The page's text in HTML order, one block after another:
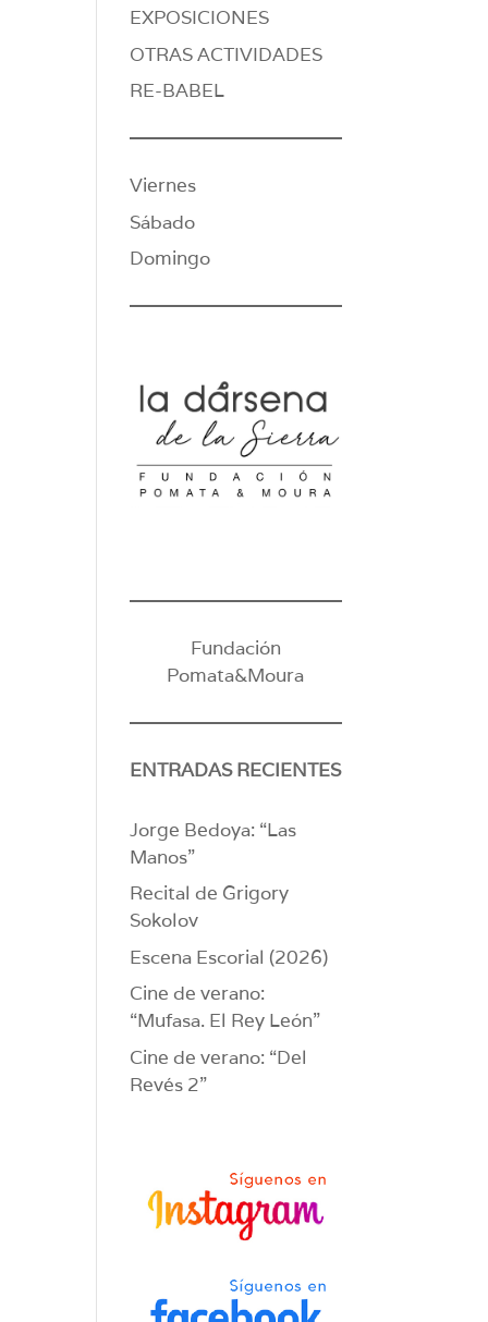
EXPOSICIONES
OTRAS ACTIVIDADES
RE-BABEL
Viernes
Sábado
Domingo
Fundación
Pomata&Moura
ENTRADAS RECIENTES
Jorge Bedoya: “Las
Manos”
Recital de Grigory
Sokolov
Escena Escorial (2026)
Cine de verano:
“Mufasa. El Rey León”
Cine de verano: “Del
Revés 2”